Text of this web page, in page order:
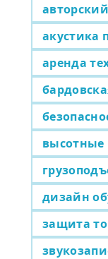
акустика
аренда
дизайн
защита